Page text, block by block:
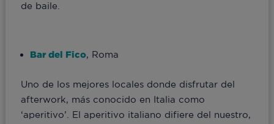
de baile.
Bar del Fico, Roma
Uno de los mejores locales donde disfrutar del
afterwork, más conocido en Italia como
‘aperitivo’. El aperitivo italiano difiere del nuestro,